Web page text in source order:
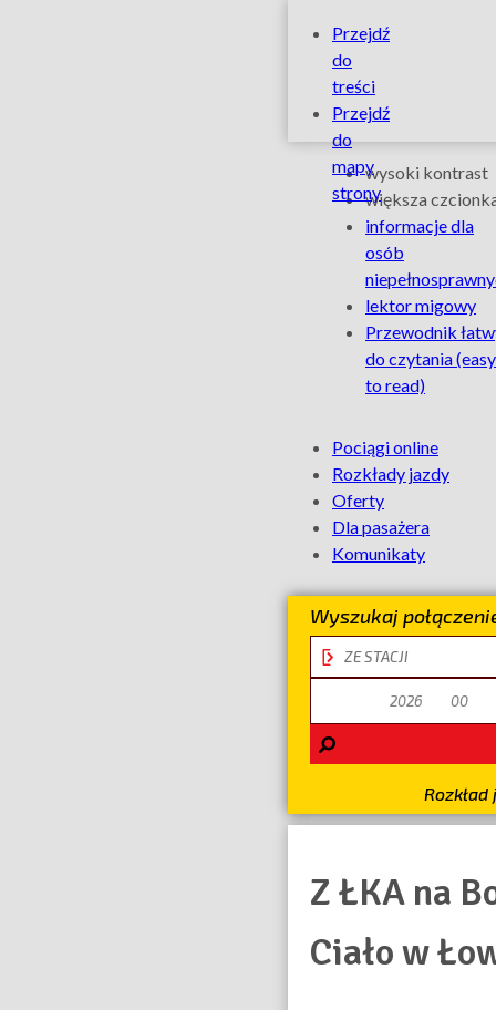
ŁKA
na
Boże
Ciało
Łowiczu
Łódzka
Kolej
Szybkie
linki
Przejdź
do
treści
Przejdź
do
mapy
strony
Ułatwienia
dla
osób
wysoki kontrast
większa
informacje dla
osób
lektor migowy
Przewodnik
do czytania(easy
to read)
skróty
Pociągi online
Rozkłady jazdy
Oferty
Dla pasażera
Komunikaty
Wyszukaj
stacja
odjazdu
odjazdu
Z ŁKA na
Ciało w